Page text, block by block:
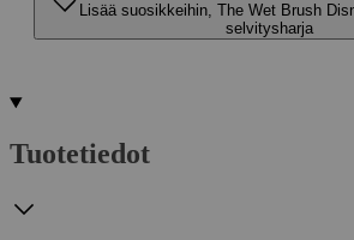
Lisää suosikkeihin, The Wet Brush
selvitysharja
Tuotetiedot